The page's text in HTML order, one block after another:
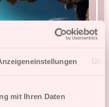
mit Ihren Daten